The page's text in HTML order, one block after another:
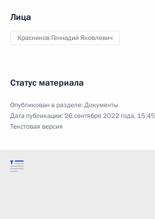
Лица
Красников Геннадий Яковлевич
Статус материала
Опубликован в разделе:Документы
Дата публикации:26 сентября 2022 года, 15:45
Текстовая версия